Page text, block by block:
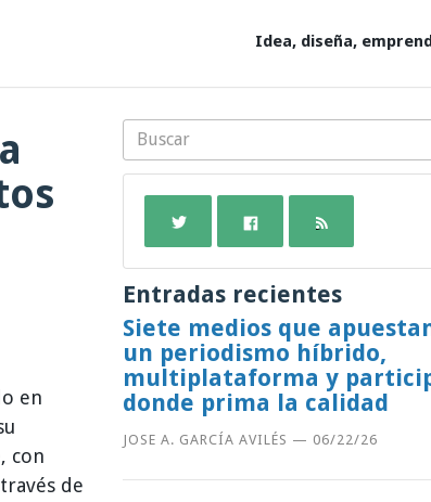
Idea, diseña,
en
con
de
Entradas recientes
Siete medios que
un periodismo híbrido,
multiplataforma y
donde prima la calidad
JOSE A. GARCÍA AVILÉS — 06/22/26